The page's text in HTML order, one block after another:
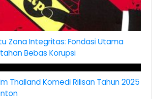
Zona Integritas: Fondasi Utama
Bebas Korupsi
Thailand Komedi Rilisan Tahun 2025